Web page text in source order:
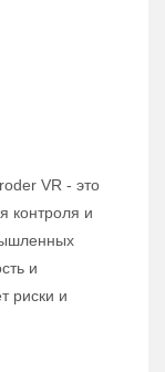
VR - это
контроля и
и
риски и